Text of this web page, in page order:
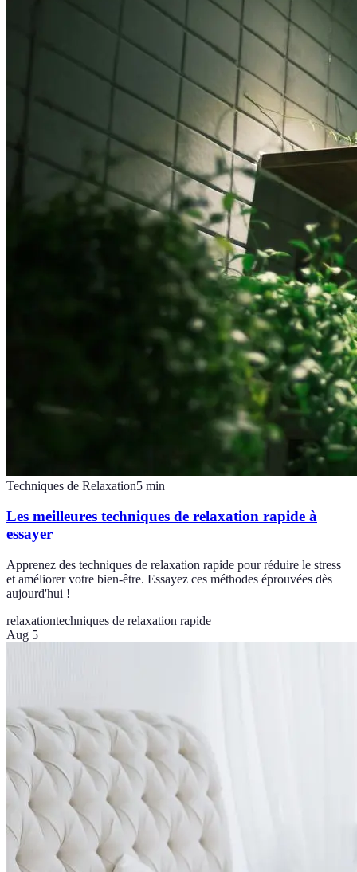
Techniques de Relaxation5 min
Les meilleures techniques de relaxation rapide à
essayer
Apprenez des techniques de relaxation rapide pour réduire le stress
et améliorer votre bien-être. Essayez ces méthodes éprouvées dès
aujourd'hui !
relaxationtechniques de relaxation rapide
Aug 5